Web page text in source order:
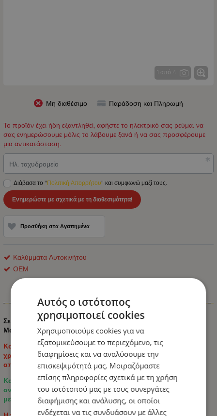
1 από 4
Μη διαθέσιμο Παράδοση και Πληρωμή
Το προϊόν έχει ήδη εξαντληθεί, αφήστε το ηλεκτρικό σας ρεύμα. να
σας ενημερώσουμε μόλις το λάβουμε ξανά ή να σας προσφέρουμε
μια αντικατάσταση.
Ηλ. ταχυδρομείο
Διάβασα το "Πολιτική Απορρήτου" και συμφωνώ μαζί τους.
Ενημερώστε με σχετικά με τη διαθεσιμότητα!
Προσθήκη στα Αγαπημένα
Καλύμματα Αυτοκινήτου
ΟΕΜ
Πληροφορίες
Σετ Καλύμματα Αυτοκινήτου ECO Δέρμα Εμπρός και Πίσω
Μαύρο με Γκρί Ρίγα και Γκρί Ραφή
Κομψό σετ καλυμμάτων καθισμάτων αυτοκινήτου γενικής
χρήσης σε κομψό μαύρο σχέδιο με μοντέρνες λεπτομέρειες
από ανθρακονήματα.
Κατασκευασμένο από υψηλής ποιότητας οικολογικό δέρμα,
ανθεκτικό ύφασμα και αναπνεύσιμο κεντρικό ύφασμα για
μεγαλύτερη άνεση κατά την καθημερινή οδήγηση.
Αυτός ο ιστότοπος
χρησιμοποιεί cookies
Χρησιμοποιούμε cookies για να
εξατομικεύσουμε το περιεχόμενο, τις
διαφημίσεις και να αναλύσουμε την
επισκεψιμότητά μας. Μοιραζόμαστε
επίσης πληροφορίες σχετικά με τη χρήση
του ιστότοπού μας με τους συνεργάτες
διαφήμισης και ανάλυσης, οι οποίοι
ενδέχεται να τις συνδυάσουν με άλλες